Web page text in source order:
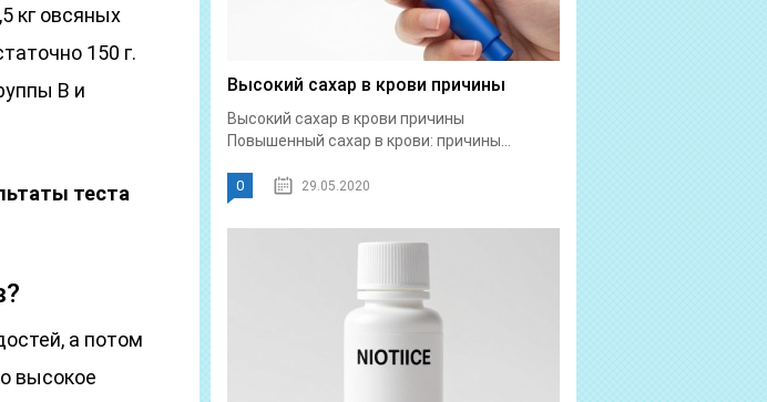
кг овсяных
150 г.
В и
теста
а потом
высокое
Высокий сахар в крови причины
Высокий сахар в крови причины
Повышенный сахар в крови: причины...
0 29.05.2020